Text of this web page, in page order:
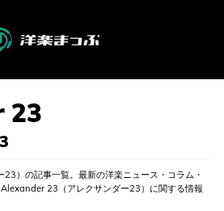
）の記事一覧。最新の洋楽ニュース・コラム・
23（アレクサンダー23）に関する情報